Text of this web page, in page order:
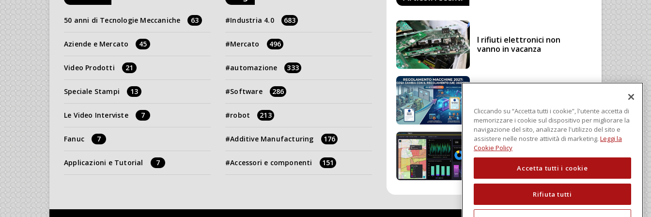
50 anni di Tecnologie Meccaniche 63
Aziende e Mercato 45
Video Prodotti 21
Speciale Stampi 13
Le Video Interviste 7
Fanuc 7
Applicazioni e Tutorial 7
Industria 4.0 683
Mercato 496
automazione 333
Software 286
robot 213
Additive Manufacturing 176
Accessori e componenti 151
I rifiuti elettronici non
vanno in vacanza
Regolamento Macchine
2023/1230
Schneider Electric, una
piattaforma di intelligenza
Cliccando su “Accetta tutti i cookie”, l'utente accetta di
memorizzare i cookie sul dispositivo per migliorare la
navigazione del sito, analizzare l'utilizzo del sito e
assistere nelle nostre attività di marketing. Leggi la
Cookie Policy
Accetta tutti i cookie
Rifiuta tutti